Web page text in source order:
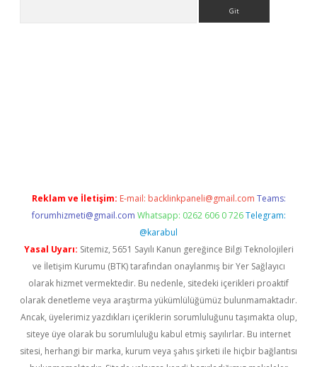
Reklam ve İletişim: E-mail: backlinkpaneli@gmail.com Teams:
forumhizmeti@gmail.com Whatsapp: 0262 606 0 726 Telegram:
@karabul
Yasal Uyarı: Sitemiz, 5651 Sayılı Kanun gereğince Bilgi Teknolojileri
ve İletişim Kurumu (BTK) tarafından onaylanmış bir Yer Sağlayıcı
olarak hizmet vermektedir. Bu nedenle, sitedeki içerikleri proaktif
olarak denetleme veya araştırma yükümlülüğümüz bulunmamaktadır.
Ancak, üyelerimiz yazdıkları içeriklerin sorumluluğunu taşımakta olup,
siteye üye olarak bu sorumluluğu kabul etmiş sayılırlar. Bu internet
sitesi, herhangi bir marka, kurum veya şahıs şirketi ile hiçbir bağlantısı